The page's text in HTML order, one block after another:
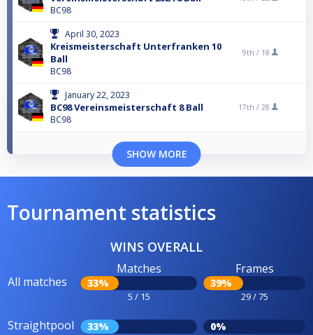
BC98
April 30, 2023
Kreismeisterschaft Unterfranken 10
Ball
BC98
9th / 18
January 22, 2023
BC98 Vereinsmeisterschaft 8 Ball
BC98
17th / 28
SHOW MORE
Tournament statistics
WINS OVERALL
All matches
Matches
33%
5 / 15
Frames
39%
29 / 75
Straightpool 33% 0%